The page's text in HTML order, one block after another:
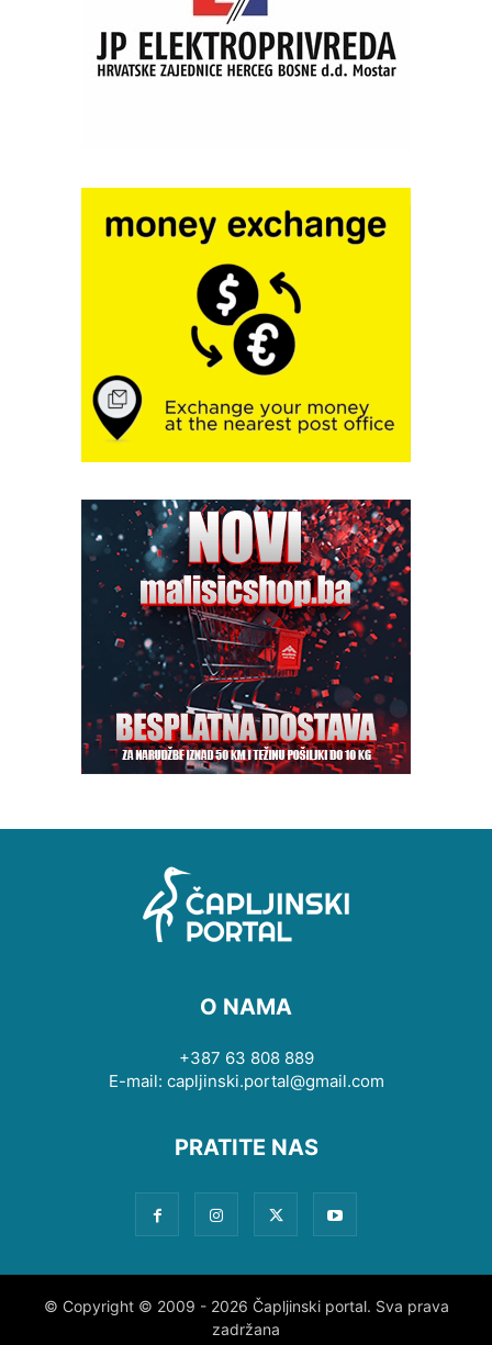
O NAMA
+387 63 808 889
E-mail: capljinski.portal@gmail.com
PRATITE NAS
© Copyright © 2009 - 2026 Čapljinski portal. Sva prava
zadržana